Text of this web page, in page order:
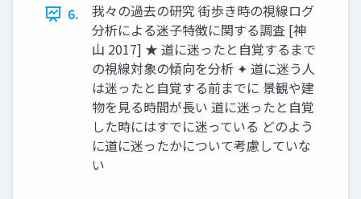
6.
我々の過去の研究 街歩き時の視線ログ
分析による迷子特徴に関する調査 [神
山 2017] ★ 道に迷ったと自覚するまで
の視線対象の傾向を分析 ✦ 道に迷う人
は迷ったと自覚する前までに 景観や建
物を見る時間が長い 道に迷ったと自覚
した時にはすでに迷っている どのよう
に道に迷ったかについて考慮していな
い